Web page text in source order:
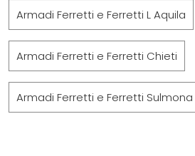
Armadi Ferretti e Ferretti L Aquila
Armadi Ferretti e Ferretti Chieti
Armadi Ferretti e Ferretti Sulmona